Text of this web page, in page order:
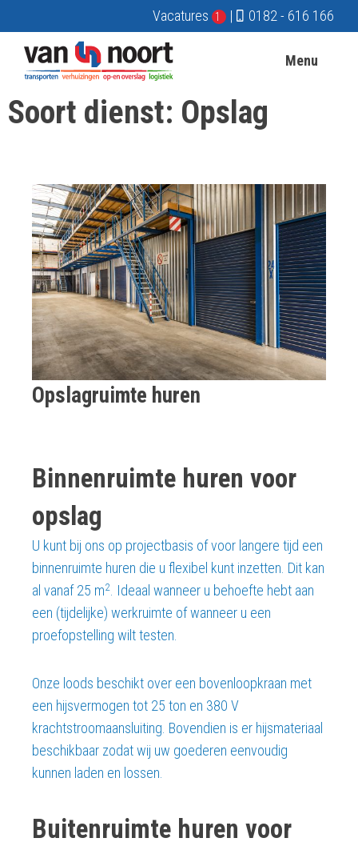
Vacatures 1 | 0182 - 616 166
Menu
Soort dienst: Opslag
Opslagruimte huren
Binnenruimte huren voor
opslag
U kunt bij ons op projectbasis of voor langere tijd een
binnenruimte huren die u flexibel kunt inzetten. Dit kan
al vanaf 25 m2. Ideaal wanneer u behoefte hebt aan
een (tijdelijke) werkruimte of wanneer u een
proefopstelling wilt testen.
Onze loods beschikt over een bovenloopkraan met
een hijsvermogen tot 25 ton en 380 V
krachtstroomaansluiting. Bovendien is er hijsmateriaal
beschikbaar zodat wij uw goederen eenvoudig
kunnen laden en lossen.
Buitenruimte huren voor